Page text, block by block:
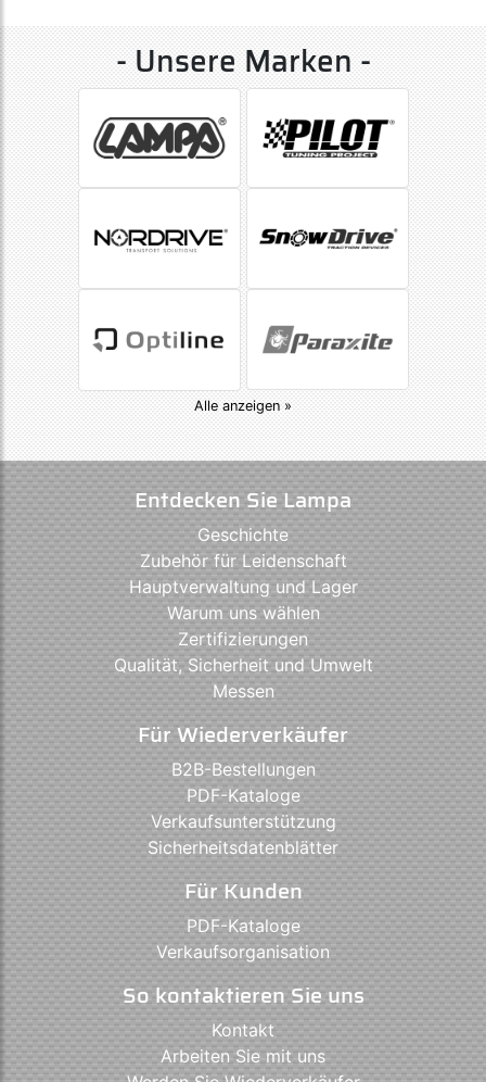
- Unsere Marken -
Alle anzeigen »
Entdecken Sie Lampa
Geschichte
Zubehör für Leidenschaft
Hauptverwaltung und Lager
Warum uns wählen
Zertifizierungen
Qualität, Sicherheit und Umwelt
Messen
Für Wiederverkäufer
B2B-Bestellungen
PDF-Kataloge
Verkaufsunterstützung
Sicherheitsdatenblätter
Für Kunden
PDF-Kataloge
Verkaufsorganisation
So kontaktieren Sie uns
Kontakt
Arbeiten Sie mit uns